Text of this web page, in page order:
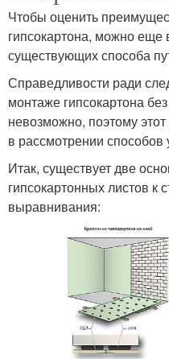
Чтобы оценить
гипсокартона, можно еще
существующих способа
Справедливости ради
монтаже гипсокартона
невозможно, поэтому
в рассмотрении способов
Итак, существует две
гипсокартонных листов к
выравнивания: